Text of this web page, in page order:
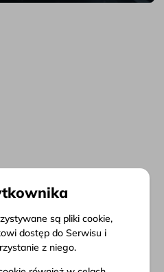
są pliki cookie,
dostęp do Serwisu i
z niego.